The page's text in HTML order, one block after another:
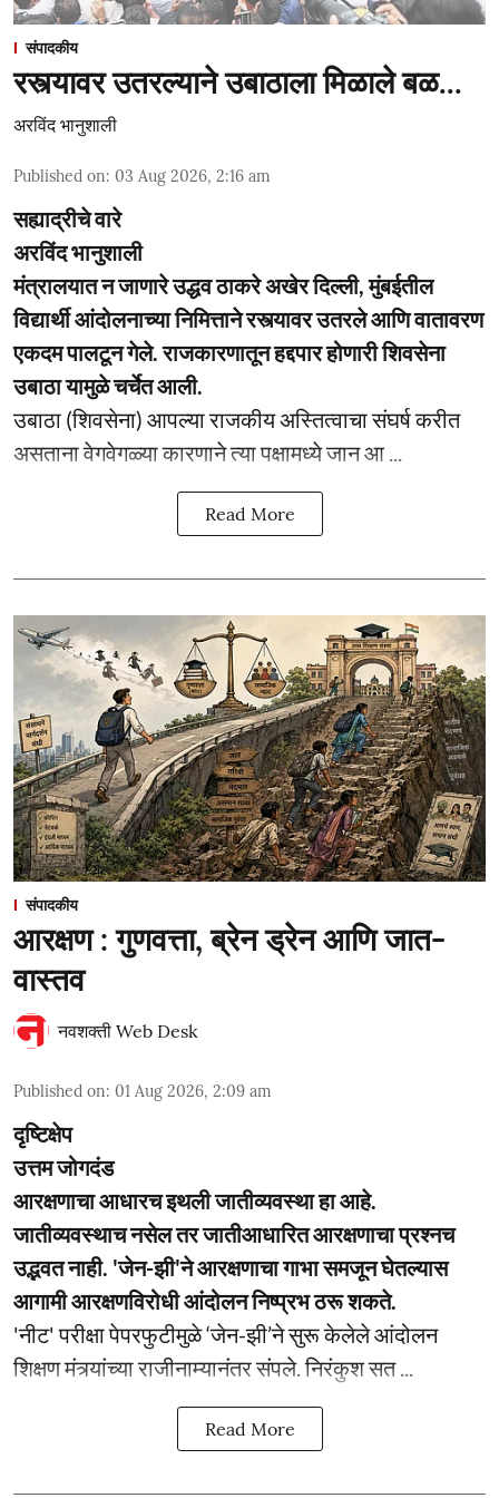
संपादकीय
रस्त्यावर उतरल्याने उबाठाला मिळाले बळ...
अरविंद भानुशाली
Published on: 03 Aug 2026, 2:16 am
सह्याद्रीचे वारे
अरविंद भानुशाली
मंत्रालयात न जाणारे उद्धव ठाकरे अखेर दिल्ली, मुंबईतील
विद्यार्थी आंदोलनाच्या निमित्ताने रस्त्यावर उतरले आणि वातावरण
एकदम पालटून गेले. राजकारणातून हद्दपार होणारी शिवसेना
उबाठा यामुळे चर्चेत आली.
उबाठा (शिवसेना) आपल्या राजकीय अस्तित्वाचा संघर्ष करीत
असताना वेगवेगळ्या कारणाने त्या पक्षामध्ये जान आ ...
Read More
संपादकीय
आरक्षण : गुणवत्ता, ब्रेन ड्रेन आणि जात-
वास्तव
नवशक्ती Web Desk
Published on: 01 Aug 2026, 2:09 am
दृष्टिक्षेप
उत्तम जोगदंड
आरक्षणाचा आधारच इथली जातीव्यवस्था हा आहे.
जातीव्यवस्थाच नसेल तर जातीआधारित आरक्षणाचा प्रश्नच
उद्भवत नाही. 'जेन-झी'ने आरक्षणाचा गाभा समजून घेतल्यास
आगामी आरक्षणविरोधी आंदोलन निष्प्रभ ठरू शकते.
'नीट' परीक्षा पेपरफुटीमुळे ‘जेन-झी’ने सुरू केलेले आंदोलन
शिक्षण मंत्र्यांच्या राजीनाम्यानंतर संपले. निरंकुश सत ...
Read More